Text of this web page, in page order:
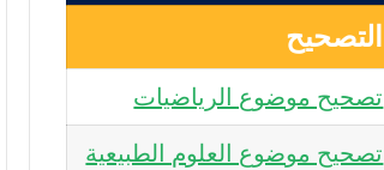
التصحيح
تصحيح موضوع الرياضيات
تصحيح موضوع العلوم الطبيعية